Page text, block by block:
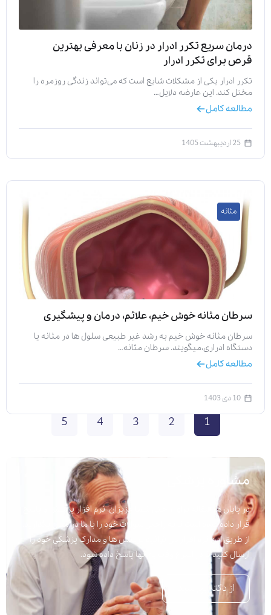
درمان سریع تکرر ادرار در زنان با معرفی بهترین
قرص برای تکرر ادرار
تکرر ادرار یکی از مشکلات شایع است که می‌تواند زندگی روزمره را
مختل کند. این عارضه دلایل…
مطالعه کامل
25 اردیبهشت 1405
مثانه
سرطان مثانه خوش خیم، علائم، درمان و پیشگیری
سرطان مثانه خوش خیم به رشد غیر طبیعی سلول ‌ها در مثانه یا
دستگاه ادراری،میگویند. سرطان مثانه…
مطالعه کامل
10 دی 1403
1
2
3
4
5
مشاوره پزشکی
در پایان هر مقاله برای راحتی شما عزیزان، نرم افزار پرسش و پاسخ
قرار داده شده است تا به راحتی سوالات خود را با ما در میان بگذارید.
از طریق این نرم افزار می توانید پرسش ها و مدارک پزشکی خود را
ارسال کنید تا در اسرع وقت به آنها پاسخ داده شود.
از دکتر بپرسید